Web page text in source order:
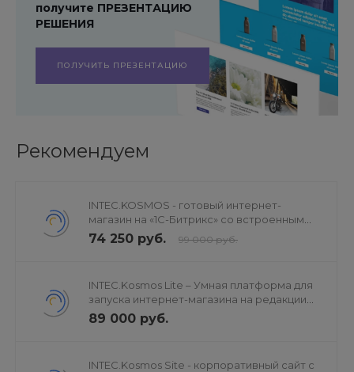
получите ПРЕЗЕНТАЦИЮ
РЕШЕНИЯ
ПОЛУЧИТЬ ПРЕЗЕНТАЦИЮ
Рекомендуем
INTEC.KOSMOS - готовый интернет-
магазин на «1С-Битрикс» со встроенным
искусственным интеллектом
74 250 руб. 99 000 руб.
INTEC.Kosmos Lite – Умная платформа для
запуска интернет-магазина на редакции
«Старт»
89 000 руб.
INTEC.Kosmos Site - корпоративный сайт с